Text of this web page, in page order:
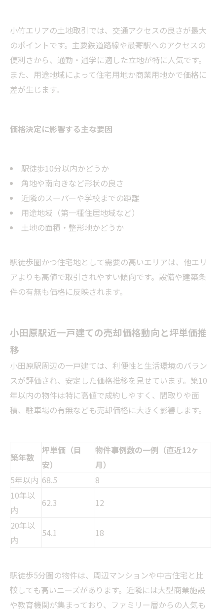
小竹エリアの土地取引では、交通アクセスの良さが最大
のポイントです。主要鉄道路線や最寄駅へのアクセスの
便利さから、通勤・通学に適した立地が特に人気です。
また、用途地域によって住宅用地か商業用地かで価格に
差が生じます。
価格決定に影響する主な要因
駅徒歩10分以内かどうか
角地や南向きなど形状の良さ
近隣のスーパーや学校までの距離
用途地域（第一種住居地域など）
土地の面積・整形地かどうか
駅徒歩圏かつ住宅地として需要の高いエリアは、他エリ
アよりも高値で取引されやすい傾向です。設備や建築条
件の有無も価格に反映されます。
小田原駅近一戸建ての売却価格動向と坪単価推
移
小田原駅周辺の一戸建ては、利便性と生活環境のバラン
スが評価され、安定した価格推移を見せています。築10
年以内の物件は特に高値で成約しやすく、間取りや面
積、駐車場の有無なども売却価格に大きく影響します。
築年数
坪単価（目
安）
物件事例数の一例（直近12ヶ
月）
5年以内 68.5
8
10年以
内
62.3
12
20年以
内
54.1 18
駅徒歩5分圏の物件は、周辺マンションや中古住宅と比
較しても高いニーズがあります。近隣には大型商業施設
や教育機関が集まっており、ファミリー層からの人気も